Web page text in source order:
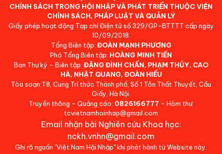
CHÍNH SÁCH TRONG HỘI NHẬP VÀ PHÁT TRIỂN THUỘC VIỆN
CHÍNH SÁCH, PHÁP LUẬT VÀ QUẢN LÝ
Giấy phép hoạt động Tạp chí Điện tử số 329/GP-BTTTT cấp ngày
10/09/2018.
Tổng Biên tập: ĐOÀN MẠNH PHƯƠNG
Phó Tổng Biên tập: HOÀNG MINH TIẾN
Ban Thư ký - Biên tập: ĐẶNG ĐÌNH CHẤN, PHẠM THỦY, CAO
HÀ, NHẬT QUANG, ĐOÀN HIẾU
Tòa soạn:T8, Cung Trí thức Thành phố, Số 1 Tôn Thất Thuyết, Cầu
Giấy, Hà Nội.
Truyền thông - Quảng cáo: 0826166777 - Hòm thư:
tcvietnamhoinhap@gmail.com
Email nhận bài Nghiên cứu Khoa học:
nckh.vnhn@gmail.com
Ghi rõ nguồn "Việt Nam Hội Nhập" khi phát hành từ Website này.